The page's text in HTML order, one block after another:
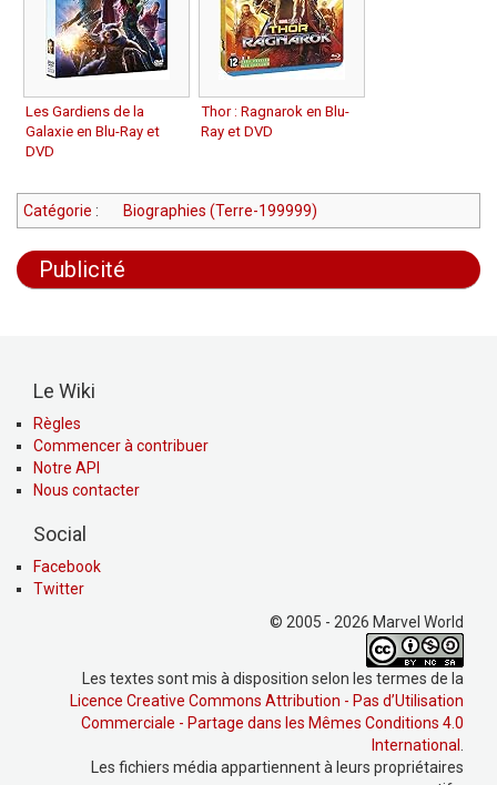
Les Gardiens de la
Galaxie en Blu-Ray et
DVD
Thor : Ragnarok en Blu-
Ray et DVD
Catégorie : Biographies (Terre-199999)
Publicité
Le Wiki
Règles
Commencer à contribuer
Notre API
Nous contacter
Social
Facebook
Twitter
© 2005 - 2026 Marvel World
Les textes sont mis à disposition selon les termes de la
Licence Creative Commons Attribution - Pas d’Utilisation
Commerciale - Partage dans les Mêmes Conditions 4.0
International .
Les fichiers média appartiennent à leurs propriétaires